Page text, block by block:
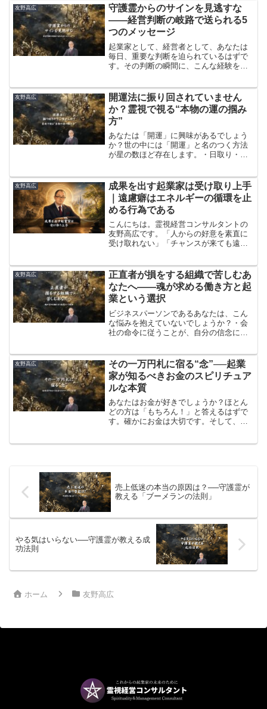
る気がなくて、足を引っ張られているよ
うな感じがする」「この半年、なぜか自
分の運も悪い気がする・・・」そのよう
に感じられたときは、一度立ち止まっ
て、あなた自身のエネルギー状態を振り
返ってみてください。
友野高広
​守護霊からのサインを見逃すな
——経営判断の岐路で送られる5
つのメッセージ
起業家として、経営者として、あなたは
毎日、重要な判断を迫られているはずで
す。その判断の瞬間に、こんな経験をし
うに感じた」「同じ数字を何度も見かけ
る」「夢で亡くなった祖父が何かを伝え
ようとしていた」これらは決して偶然で
はありません。あなたの守護霊が、必死
にあなたにメッセージを送っているので
す。
友野高広
​​開運法に振り回されていません
か？霊視で視る“本物の運の掴み
方”
あなたは「開運」に興味があるでしょう
か？世の中には「開運」と名のつく方法
が星の数ほど存在します。・日取り・方
物なのか？時折、そういった質問をいた
だくことがあります。
友野高広
​成果を出す起業家は受け取り上手
｜遠慮癖はエネルギーの循環を止
める行為である
​こんにちは。​霊視経営コンサルタントの
友野高広です。​​「人からの好意を素直に
受け取れない」​「チャンスが来ても遠慮
起業家は意外と多いものです。​​「謙虚で
いた...
友野高広
正直者が損をする組織で苦しむあ
なたへ——魂が求める働き方と起
業という選択
ビジネスパーソンであるあなたは、こん
な悩みを抱えていないでしょうか？・会
社の命令に従うことが、自分の信念に反
と言われるが、どうしても従えない・組
織の論理よりも、お客様や世の中のため
に働きたい・このまま会社員を続けるべ
きか、それとも起業すべきか悩んでいる
私自身、会社員時代は、世間を上手に渡
っていくのがとても苦手でした。社長や
上司の命令であっても、自分の信念に反
するものはやりたくありませんでした。
友野高広
​その一万円札に宿る“念”──起業
家が知るべきお金のスピリチュア
ルな本質
あなたはお金が好きでしょうか？ほとん
どの方は「もちろん！」と答えるはずで
す。確かにお金は大切です。そして、お
​​売上低迷の本当の原因は？──守護霊が
教える「ブーメランの法則」
やる気はいらない──守護霊が教える成
功法則
ホーム 友野高広